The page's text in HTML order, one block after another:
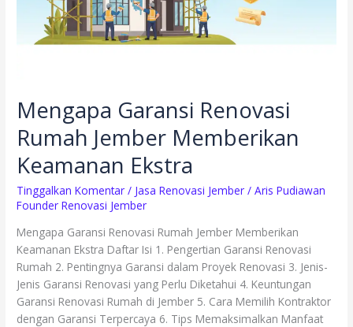
Mengapa Garansi Renovasi
Rumah Jember Memberikan
Keamanan Ekstra
Tinggalkan Komentar / Jasa Renovasi Jember /Aris Pudiawan
Founder Renovasi Jember
Mengapa Garansi Renovasi Rumah Jember Memberikan
Keamanan Ekstra Daftar Isi 1. Pengertian Garansi Renovasi
Rumah 2. Pentingnya Garansi dalam Proyek Renovasi 3. Jenis-
Jenis Garansi Renovasi yang Perlu Diketahui 4. Keuntungan
Garansi Renovasi Rumah di Jember 5. Cara Memilih Kontraktor
dengan Garansi Terpercaya 6. Tips Memaksimalkan Manfaat